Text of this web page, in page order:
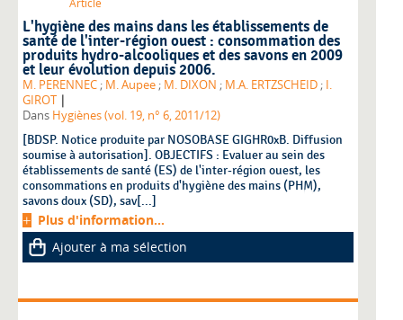
Article
L'hygiène des mains dans les établissements de
santé de l'inter-région ouest : consommation des
produits hydro-alcooliques et des savons en 2009
et leur évolution depuis 2006.
M. PERENNEC ; M. Aupee ; M. DIXON ; M.A. ERTZSCHEID ; I.
GIROT |
Dans Hygiènes (vol. 19, n° 6, 2011/12)
[BDSP. Notice produite par NOSOBASE GIGHR0xB. Diffusion
soumise à autorisation]. OBJECTIFS : Evaluer au sein des
établissements de santé (ES) de l'inter-région ouest, les
consommations en produits d'hygiène des mains (PHM),
savons doux (SD), sav[...]
Plus d'information...
Ajouter à ma sélection